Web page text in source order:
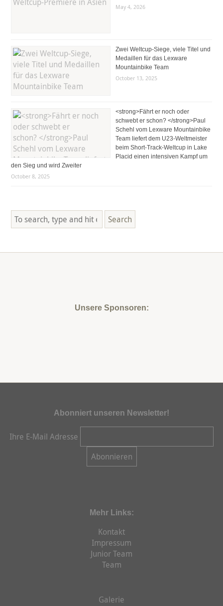
May 4, 2026
Zwei Weltcup-Siege, viele Titel und
Medaillen für das Lexware
Mountainbike Team
October 13, 2025
<strong>Fährt er noch oder
schwebt er schon? </strong>Paul
Schehl vom Lexware Mountainbike
Team liefert dem U23-Weltmeister
beim Short-Track-Weltcup in Lake
Placid einen intensiven Kampf um
den Sieg und wird Zweiter
October 8, 2025
Search
Unsere Sponsoren:
Abonniert unseren Newsletter!
Ihre E-Mail Adresse
Mehr Links:
Kontakt
Impressum
Junior Team
Team
Galerie